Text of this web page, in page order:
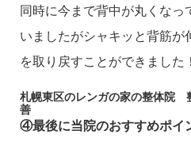
同時に今まで背中が丸くなっ
いましたがシャキッと背筋が
を取り戻すことができました！
札幌東区のレンガの家の整体院
善
④最後に当院のおすすめポイ